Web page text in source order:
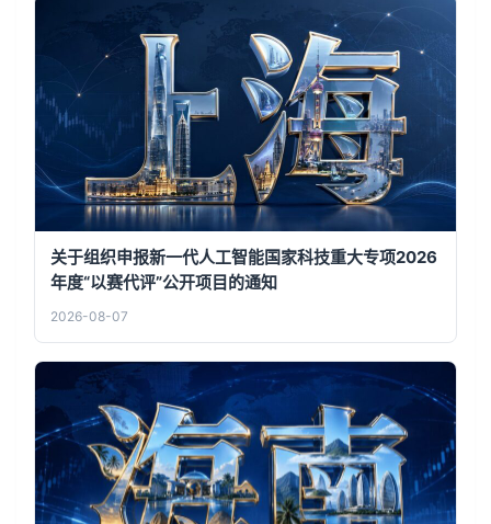
关于组织申报新一代人工智能国家科技重大专项2026
年度“以赛代评”公开项目的通知
2026-08-07